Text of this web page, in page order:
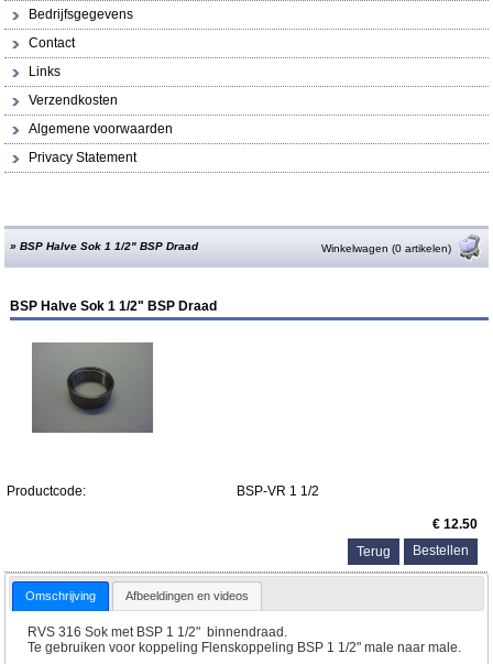
Bedrijfsgegevens
Contact
Links
Verzendkosten
Algemene voorwaarden
Privacy Statement
»BSP Halve Sok 1 1/2" BSP Draad Winkelwagen (0 artikelen)
BSP Halve Sok 1 1/2" BSP Draad
Productcode: BSP-VR 1 1/2
€ 12.50
Terug
Omschrijving Afbeeldingen en videos
RVS 316 Sok met BSP 1 1/2" binnendraad.
Te gebruiken voor koppeling Flenskoppeling BSP 1 1/2" male naar male.